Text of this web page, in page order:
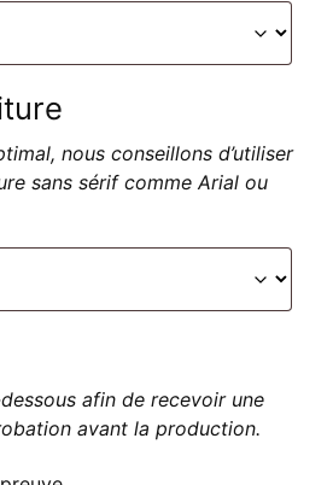
nous conseillons d’utiliser
sans sérif comme Arial ou
afin de recevoir une
avant la production.